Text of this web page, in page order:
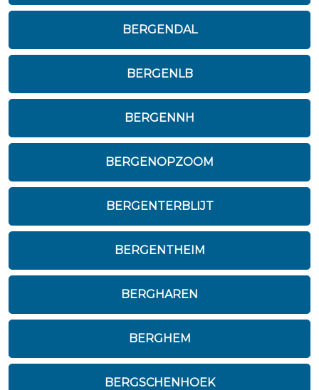
BERGENDAL
BERGENLB
BERGENNH
BERGENOPZOOM
BERGENTERBLIJT
BERGENTHEIM
BERGHAREN
BERGHEM
BERGSCHENHOEK